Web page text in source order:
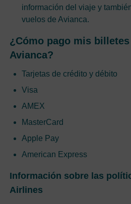
información del viaje y
vuelos de Avianca.
¿Cómo pago mis
Avianca?
Tarjetas de crédito y débito
Visa
AMEX
MasterCard
Apple Pay
American Express
Información sobre las
Airlines